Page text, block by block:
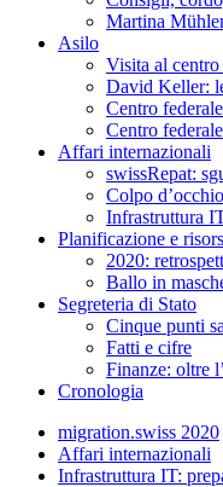
Martina
Asilo
Visita al
David Keller:
Centro
Centro
Affari internazionali
swissRepat:
Colpo
Infrastruttura
Planificazione e
2020:
Ballo in
Segreteria di Stato
Cinque punti
Fatti e cifre
Finanze: oltre
Cronologia
migration.swiss 2020
Affari internazionali
Infrastruttura IT: